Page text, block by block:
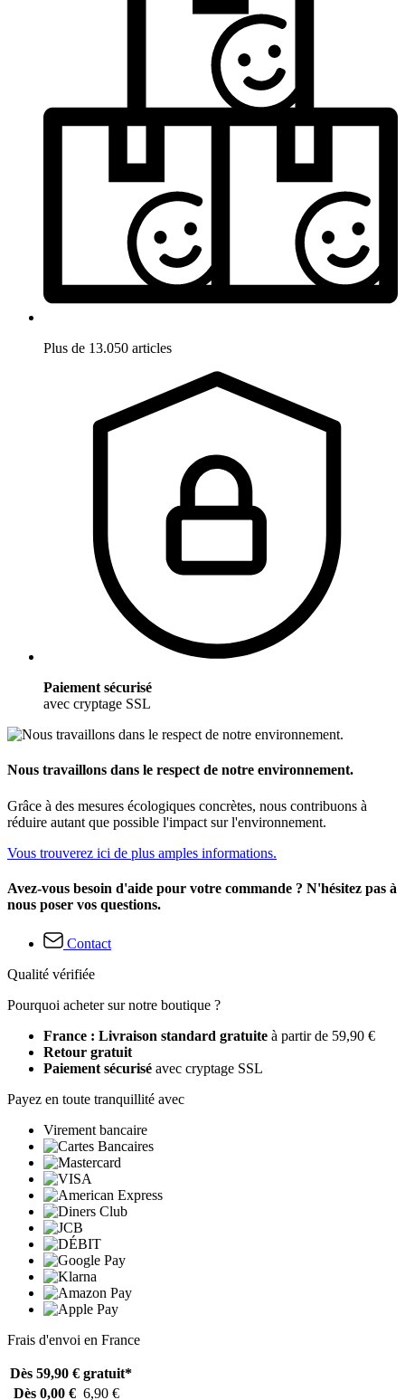
Plus de 13.050 articles
Paiement sécurisé
avec cryptage SSL
Nous travaillons dans le respect de notre environnement.
Grâce à des mesures écologiques concrètes, nous contribuons à
réduire autant que possible l'impact sur l'environnement.
Vous trouverez ici de plus amples informations.
Avez-vous besoin d'aide pour votre commande ? N'hésitez pas à
nous poser vos questions.
Contact
Qualité vérifiée
Pourquoi acheter sur notre boutique ?
France : Livraison standard gratuite à partir de 59,90 €
Retour gratuit
Paiement sécurisé avec cryptage SSL
Payez en toute tranquillité avec
Virement bancaire
Frais d'envoi en France
Dès 59,90 € gratuit*
Dès 0,00 € 6,90 €